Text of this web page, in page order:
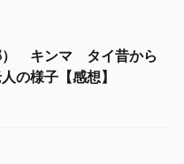
） キンマ タイ昔から
の様子【感想】